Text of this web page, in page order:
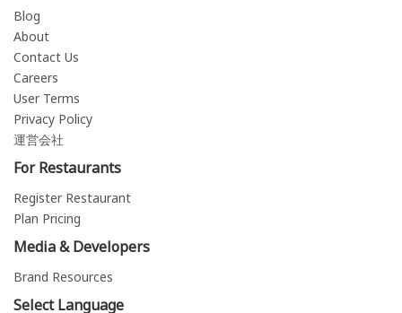
Blog
About
Contact Us
Careers
User Terms
Privacy Policy
運営会社
For Restaurants
Register Restaurant
Plan Pricing
Media & Developers
Brand Resources
Select Language